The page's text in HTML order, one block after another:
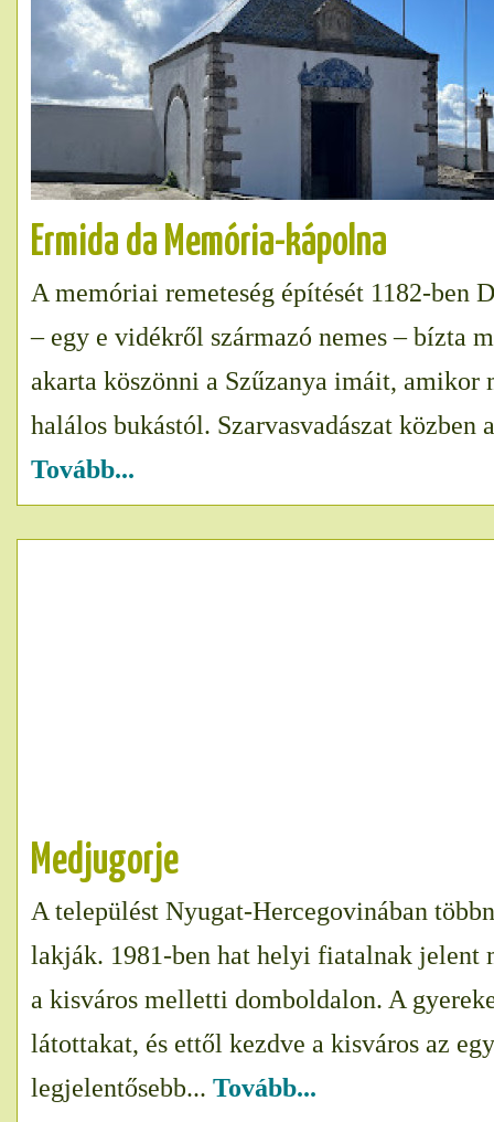
Ermida da Memória-kápolna
A memóriai remeteség építését 1182-ben
– egy e vidékről származó nemes – bízta
akarta köszönni a Szűzanya imáit, amikor
halálos bukástól. Szarvasvadászat közben
Tovább...
Medjugorje
A települést Nyugat-Hercegovinában
lakják. 1981-ben hat helyi fiatalnak jelent
a kisváros melletti domboldalon. A
látottakat, és ettől kezdve a kisváros az
legjelentősebb... Tovább...